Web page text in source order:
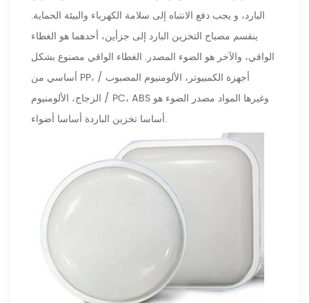
البارد، و يجب دفع الانتباه إلى سلامة الكهرباء والبيئة الحماية.
ينقسم مصباح التخزين البارد إلى جزأين، أحدهما هو الغطاء
الواقي، والآخر هو الضوء المصدر. الغطاء الواقي مصنوع بشكل
أساسي من PP، أجهزة الكمبيوتر، الألومنيوم المصبوب /
الزجاج، الألومنيوم / PC، ABS وغيرها المواد مصدر الضوء هو
أساسا تخزين الباردة أساسا أضواء.